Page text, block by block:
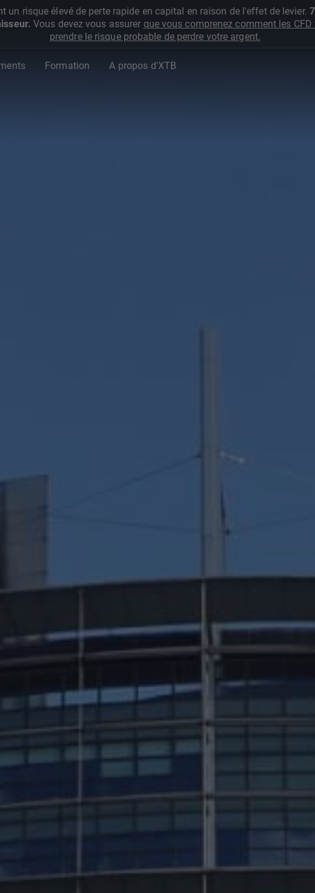
un risque élevé de perte rapide en capital en raison de l'effet de levier.
Vous devez vous assurer que vous comprenez comment les
prendre le risque probable de perdre votre argent.
Formation A propos d'XTB